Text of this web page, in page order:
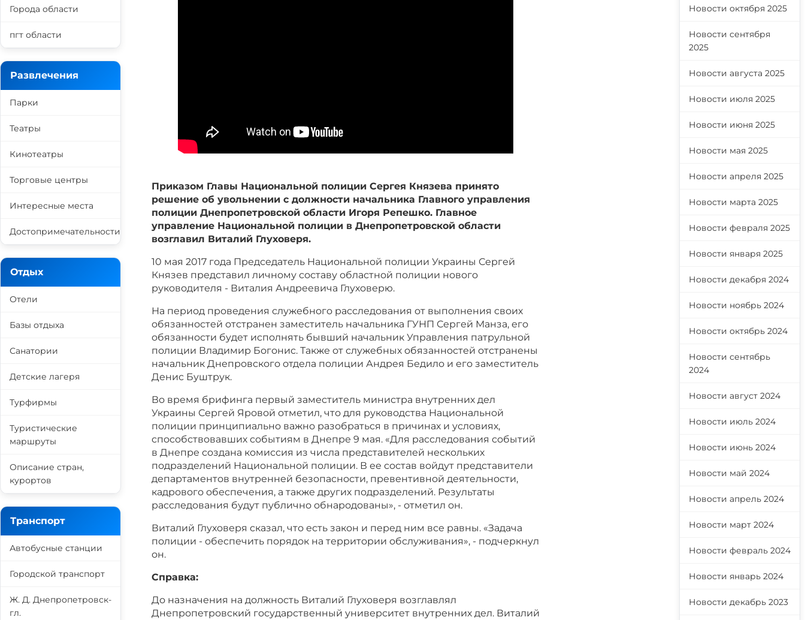
Приказом Главы Национальной полиции Сергея Князева принято
решение об увольнении с должности начальника Главного управления
полиции Днепропетровской области Игоря Репешко. Главное
управление Национальной полиции в Днепропетровской области
возглавил Виталий Глуховеря.
10 мая 2017 года Председатель Национальной полиции Украины Сергей
Князев представил личному составу областной полиции нового
руководителя - Виталия Андреевича Глуховерю.
На период проведения служебного расследования от выполнения своих
обязанностей отстранен заместитель начальника ГУНП Сергей Манза, его
обязанности будет исполнять бывший начальник Управления патрульной
полиции Владимир Богонис. Также от служебных обязанностей отстранены
начальник Днепровского отдела полиции Андрея Бедило и его заместитель
Денис Буштрук.
Во время брифинга первый заместитель министра внутренних дел
Украины Сергей Яровой отметил, что для руководства Национальной
полиции принципиально важно разобраться в причинах и условиях,
способствовавших событиям в Днепре 9 мая. «Для расследования событий
в Днепре создана комиссия из числа представителей нескольких
подразделений Национальной полиции. В ее состав войдут представители
департаментов внутренней безопасности, превентивной деятельности,
кадрового обеспечения, а также других подразделений. Результаты
расследования будут публично обнародованы», - отметил он.
Виталий Глуховеря сказал, что есть закон и перед ним все равны. «Задача
полиции - обеспечить порядок на территории обслуживания», - подчеркнул
он.
Справка:
До назначения на должность Виталий Глуховеря возглавлял
Днепропетровский государственный университет внутренних дел. Виталий
Города области
пгт области
Развлечения
Парки
Театры
Кинотеатры
Торговые центры
Интересные места
Достопримечательности
Отдых
Отели
Базы отдыха
Санатории
Детские лагеря
Турфирмы
Туристические
маршруты
Описание стран,
курортов
Транспорт
Автобусные станции
Городской транспорт
Ж. Д. Днепропетровск-
гл.
Новости октября 2025
Новости сентября
2025
Новости августа 2025
Новости июля 2025
Новости июня 2025
Новости мая 2025
Новости апреля 2025
Новости марта 2025
Новости февраля 2025
Новости января 2025
Новости декабря 2024
Новости ноябрь 2024
Новости октябрь 2024
Новости сентябрь
2024
Новости август 2024
Новости июль 2024
Новости июнь 2024
Новости май 2024
Новости апрель 2024
Новости март 2024
Новости февраль 2024
Новости январь 2024
Новости декабрь 2023